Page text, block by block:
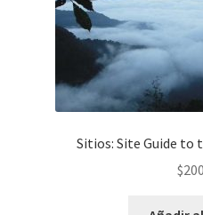
Sitios: Site Guide to
$